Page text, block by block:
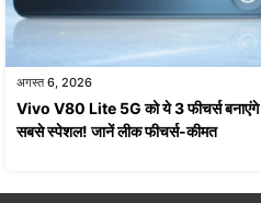
अगस्त 6, 2026
Vivo V80 Lite 5G को ये 3 फीचर्स बनाएंगे
सबसे स्पेशल! जानें लीक फीचर्स-कीमत